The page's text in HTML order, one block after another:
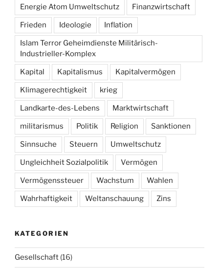
Energie Atom Umweltschutz Finanzwirtschaft
Frieden Ideologie Inflation
Islam Terror Geheimdienste Militärisch-
Industrieller-Komplex
Kapital Kapitalismus Kapitalvermögen
Klimagerechtigkeit krieg
Landkarte-des-Lebens Marktwirtschaft
militarismus Politik Religion Sanktionen
Sinnsuche Steuern Umweltschutz
Ungleichheit Sozialpolitik Vermögen
Vermögenssteuer Wachstum Wahlen
Wahrhaftigkeit Weltanschauung Zins
KATEGORIEN
Gesellschaft (16)